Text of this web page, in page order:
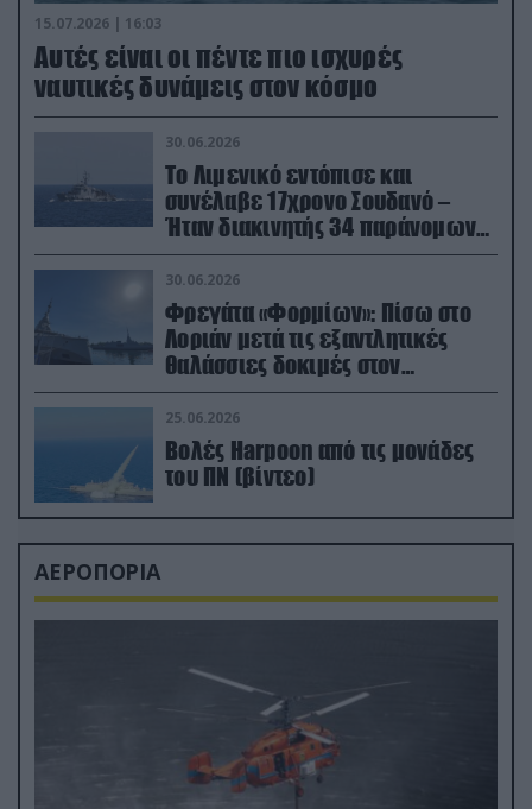
15.07.2026 | 16:03
Aυτές είναι οι πέντε πιο ισχυρές
ναυτικές δυνάμεις στον κόσμο
30.06.2026
Το Λιμενικό εντόπισε και
συνέλαβε 17χρονο Σουδανό –
Ήταν διακινητής 34 παράνομων
μεταναστών
30.06.2026
Φρεγάτα «Φορμίων»: Πίσω στο
Λοριάν μετά τις εξαντλητικές
θαλάσσιες δοκιμές στον
απαιτητικό Βισκαϊκό
25.06.2026
Βολές Harpoon από τις μονάδες
του ΠΝ (βίντεο)
ΑΕΡΟΠΟΡΙΑ